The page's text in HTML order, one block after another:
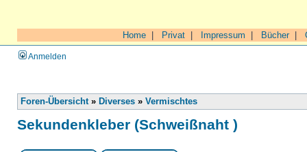
Home Privat Impressum Bücher|
Anmelden
Foren-Übersicht» Diverses » Vermischtes
Sekundenkleber (Schweißnaht )